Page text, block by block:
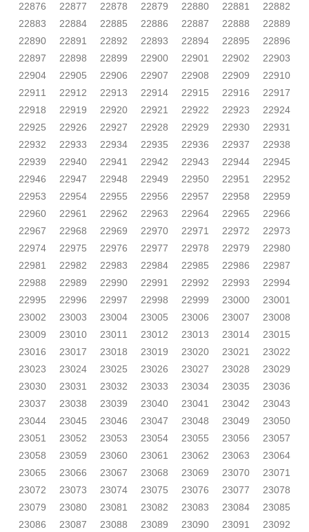
22876
22877 22878 22879 22880 22881
22882
22883
22884 22885 22886 22887 22888
22889
22890
22891 22892 22893 22894 22895
22896
22897
22898 22899 22900 22901 22902
22903
22904
22905 22906 22907 22908 22909
22910
22911
22912 22913 22914 22915 22916
22917
22918
22919 22920 22921 22922 22923
22924
22925
22926 22927 22928 22929 22930
22931
22932
22933 22934 22935 22936 22937
22938
22939
22940 22941 22942 22943 22944
22945
22946
22947 22948 22949 22950 22951
22952
22953
22954 22955 22956 22957 22958
22959
22960
22961 22962 22963 22964 22965
22966
22967
22968 22969 22970 22971 22972
22973
22974
22975 22976 22977 22978 22979
22980
22981
22982 22983 22984 22985 22986
22987
22988
22989 22990 22991 22992 22993
22994
22995
22996 22997 22998 22999 23000
23001
23002
23003 23004 23005 23006 23007
23008
23009
23010 23011 23012 23013 23014
23015
23016
23017 23018 23019 23020 23021
23022
23023
23024 23025 23026 23027 23028
23029
23030
23031 23032 23033 23034 23035
23036
23037
23038 23039 23040 23041 23042
23043
23044
23045 23046 23047 23048 23049
23050
23051
23052 23053 23054 23055 23056
23057
23058
23059 23060 23061 23062 23063
23064
23065
23066 23067 23068 23069 23070
23071
23072
23073 23074 23075 23076 23077
23078
23079
23080 23081 23082 23083 23084
23085
23086
23087 23088 23089 23090 23091
23092